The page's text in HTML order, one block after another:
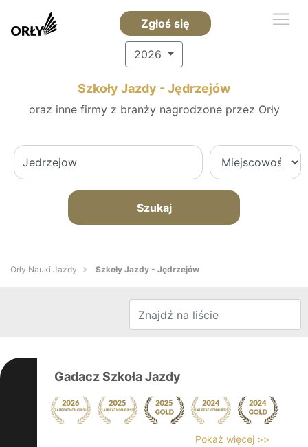
Zgłoś się
2026
Szkoły Jazdy - Jędrzejów
oraz inne firmy z branży nagrodzone przez Orły
Szukaj
Orły Nauki Jazdy Szkoły Jazdy - Jędrzejów
Gadacz Szkoła Jazdy
Pokaż więcej >>